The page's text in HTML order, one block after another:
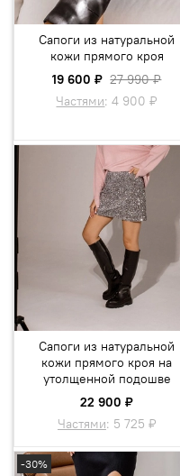
Сапоги из натуральной
кожи прямого кроя
19 600 ₽ 27 990 ₽
Частями:4 900 ₽
Сапоги из натуральной
кожи прямого кроя на
утолщенной подошве
22 900 ₽
Частями: 5 725 ₽
-30%